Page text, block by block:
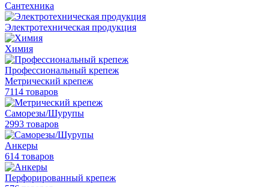
Сантехника
Электротехническая продукция
Химия
Профессиональный крепеж
Метрический крепеж
7114 товаров
Саморезы/Шурупы
2993 товаров
Анкеры
614 товаров
Перфорированный крепеж